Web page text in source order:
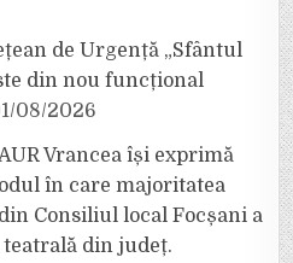
de Urgență „Sfântul
din nou funcțional
08/2026
Vrancea își exprimă
în care majoritatea
din Consiliul local Focșani a
din județ.